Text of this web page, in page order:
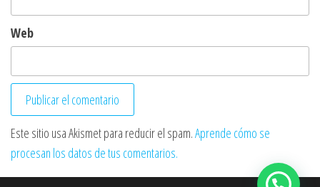
Web
Este sitio usa Akismet para reducir el spam.Aprende cómo se
procesan los datos de tus comentarios.